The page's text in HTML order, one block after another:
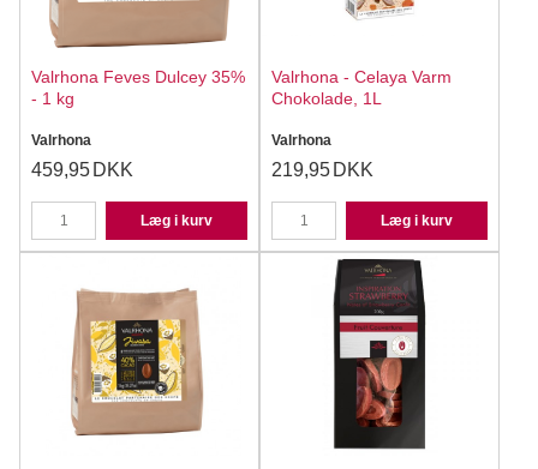
Valrhona Feves Dulcey 35%
- 1 kg
Valrhona
459,95 DKK
Læg i kurv
Valrhona - Celaya Varm
Chokolade, 1L
Valrhona
219,95 DKK
Læg i kurv